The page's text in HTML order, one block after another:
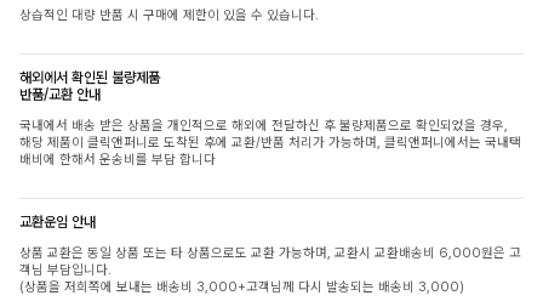
상습적인 대량 반품 시 구매에 제한이 있을 수 있습니다.
해외에서 확인된 불량제품
반품/교환 안내
국내에서 배송 받은 상품을 개인적으로 해외에 전달하신 후 불량제품으로 확인되었을 경우,
해당 제품이 클릭앤퍼니로 도착된 후에 교환/반품 처리가 가능하며, 클릭앤퍼니에서는 국내택
배비에 한해서 운송비를 부담 합니다
교환운임 안내
상품 교환은 동일 상품 또는 타 상품으로도 교환 가능하며, 교환시 교환배송비 6,000원은 고
객님 부담입니다.
(상품을 저희쪽에 보내는 배송비 3,000+고객님께 다시 발송되는 배송비 3,000)